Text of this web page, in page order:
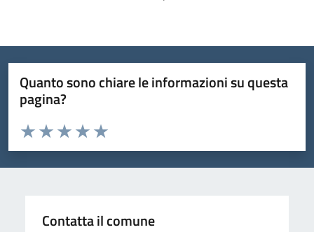
Quanto sono chiare le informazioni su questa
pagina?
Domanda
Valuta da 1 a 5 stelle la pagina
Valuta 5 stelle su 5
Valuta 4 stelle su 5
Valuta 3 stelle su 5
Valuta 2 stelle su 5
Valuta 1 stelle su 5
Contatta il comune